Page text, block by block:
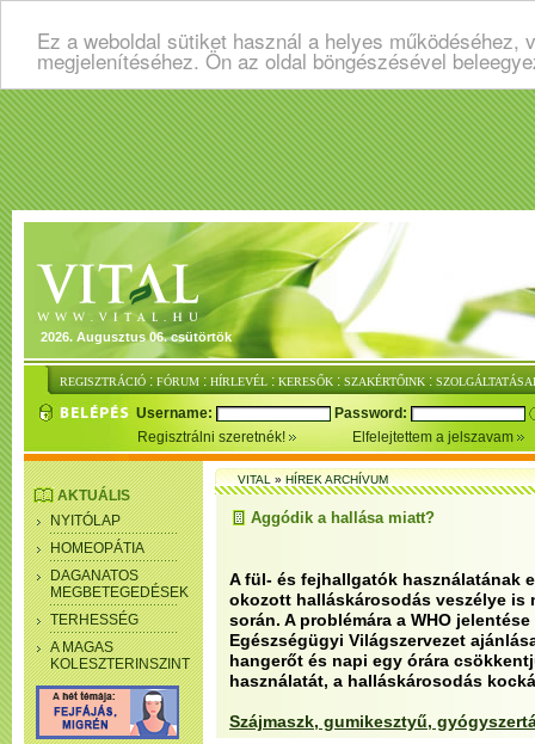
Ez a weboldal sütiket használ a helyes
megjelenítéséhez. Ön az oldal böngészésével
2026. Augusztus 06. csütörtök
REGISZTRÁCIÓ : FÓRUM : HÍRLEVÉL : KERESŐK : SZAKÉRTŐINK :
Username:
Password:
Regisztrálni szeretnék!
Elfelejtettem a jelszavam
AKTUÁLIS
NYITÓLAP
HOMEOPÁTIA
DAGANATOS
MEGBETEGEDÉSEK
TERHESSÉG
A MAGAS
KOLESZTERINSZINT
VITAL»HÍREK ARCHÍVUM
Aggódik a hallása miatt?
A fül- és fejhallgatók használatának
okozott halláskárosodás veszélye is
során. A problémára a WHO
Egészségügyi Világszervezet
hangerőt és napi egy órára
használatát, a halláskárosodás
Szájmaszk, gumikesztyű,